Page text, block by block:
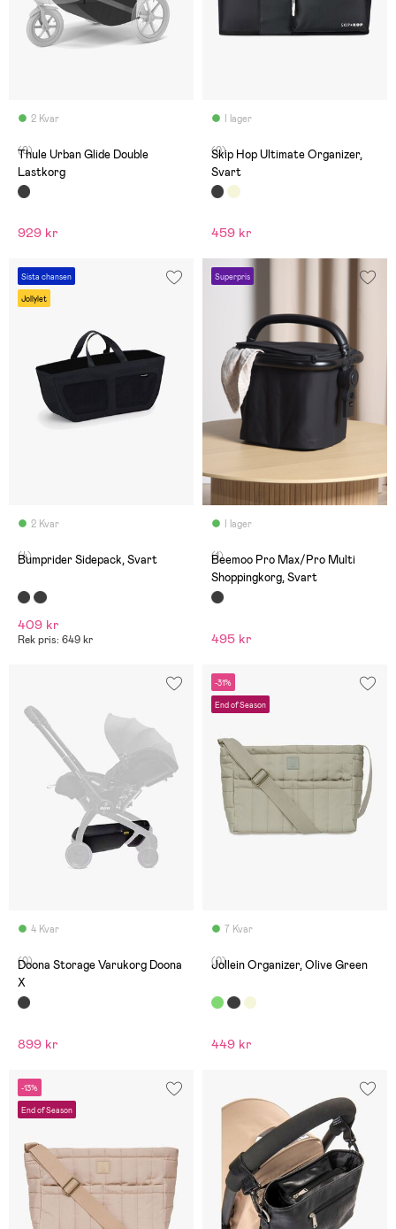
2 Kvar
(0)
Thule Urban Glide Double
Lastkorg
929 kr
I lager
(0)
Skip Hop Ultimate Organizer,
Svart
459 kr
Sista chansen
Jollylet
2 Kvar
(4)
Bumprider Sidepack, Svart
409 kr
Rek pris: 649 kr
Superpris
I lager
(1)
Beemoo Pro Max/Pro Multi
Shoppingkorg, Svart
495 kr
4 Kvar
(0)
Doona Storage Varukorg Doona
X
899 kr
-31%
End of Season
7 Kvar
(0)
Jollein Organizer, Olive Green
449 kr
-13%
End of Season